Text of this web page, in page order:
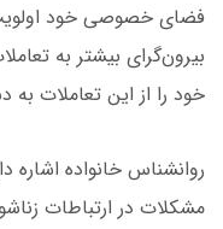
فضای خصوصی خود
بیرون‌گرای بیشتر به
خود را از این تعاملات
روانشناس خانواده اشاره
مشکلات در ارتباطات